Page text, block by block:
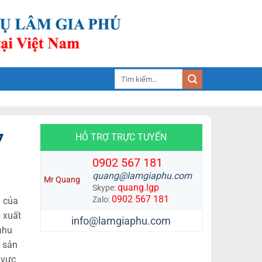
của
xuất
HỖ TRỢ TRỰC TUYẾN
Mr Quang
0902 567 181
quang@lamgiaphu.com
Skype:quang.lgp
Zalo:0902 567 181
info@lamgiaphu.com